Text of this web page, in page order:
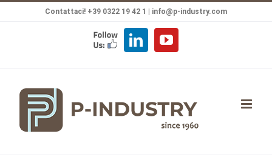
Contattaci! +39 0322 19 42 1 | info@p-industry.com
FOLLOW
US
LinkedInYouTube